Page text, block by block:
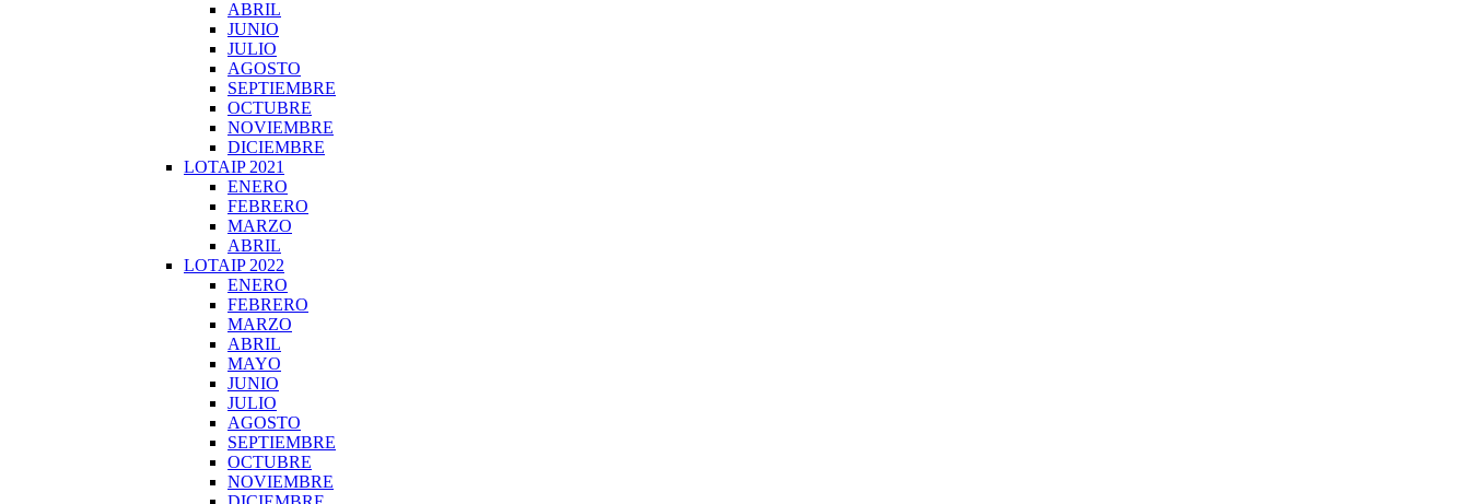
ABRIL
JUNIO
JULIO
AGOSTO
SEPTIEMBRE
OCTUBRE
NOVIEMBRE
DICIEMBRE
LOTAIP 2021
ENERO
FEBRERO
MARZO
ABRIL
LOTAIP 2022
ENERO
FEBRERO
MARZO
ABRIL
MAYO
JUNIO
JULIO
AGOSTO
SEPTIEMBRE
OCTUBRE
NOVIEMBRE